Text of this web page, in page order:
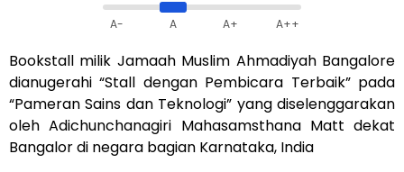
A- A A+ A++
Bookstall milik Jamaah Muslim Ahmadiyah Bangalore
dianugerahi “Stall dengan Pembicara Terbaik” pada
“Pameran Sains dan Teknologi” yang diselenggarakan
oleh Adichunchanagiri Mahasamsthana Matt dekat
Bangalor di negara bagian Karnataka, India